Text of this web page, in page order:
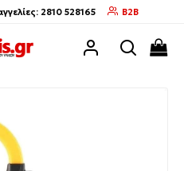
2810 528165 B2B